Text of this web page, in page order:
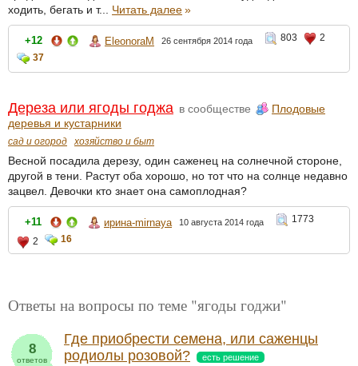
ходить, бегать и т... Читать далее»
+12 EleonoraM 26 сентября 2014 года 803
2
37
Дереза или ягоды годжа в сообществе
Плодовые
деревья и кустарники
сад и огород хозяйство и быт
Весной посадила дерезу, один саженец на солнечной стороне,
другой в тени. Растут оба хорошо, но тот что на солнце недавно
зацвел. Девочки кто знает она самоплодная?
+11 ирина-mirnaya 10 августа 2014 года
1773
2
16
Ответы на вопросы по теме "ягоды годжи"
8
ответов
Где приобрести семена, или саженцы
родиолы розовой?
есть решение